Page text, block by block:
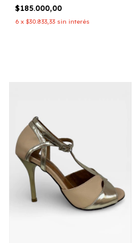
$185.000,00
6 x $30.833,33 sin interés